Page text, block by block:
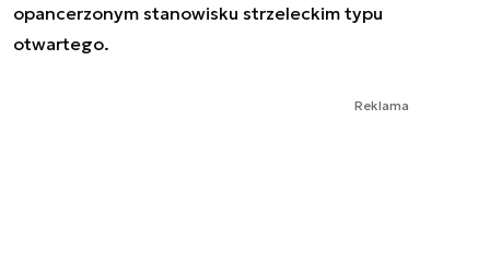
opancerzonym stanowisku strzeleckim typu
otwartego.
Reklama